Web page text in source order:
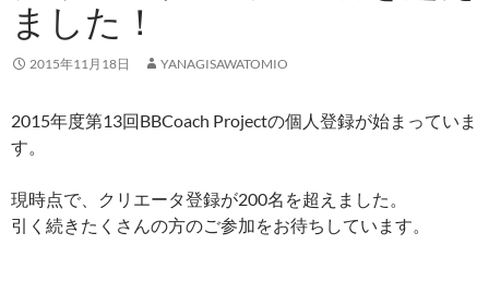
ました！
2015年11月18日 YANAGISAWATOMIO
2015年度第13回BBCoach Projectの個人登録が始まっていま
す。
現時点で、クリエータ登録が200名を超えました。
引く続きたくさんの方のご参加をお待ちしています。